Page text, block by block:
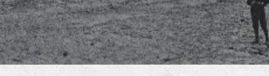
14.12.2020
Strážov